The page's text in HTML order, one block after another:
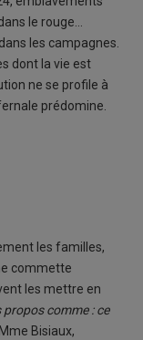
le rouge…
les campagnes.
dont la vie est
ne se profile à
prédomine.
les familles,
commette
les mettre en
comme : ce
Bisiaux,